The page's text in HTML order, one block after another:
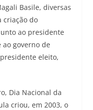
Basile, diversas
criação do
ao presidente
ao governo de
eleito,
Dia Nacional da
criou, em 2003, o